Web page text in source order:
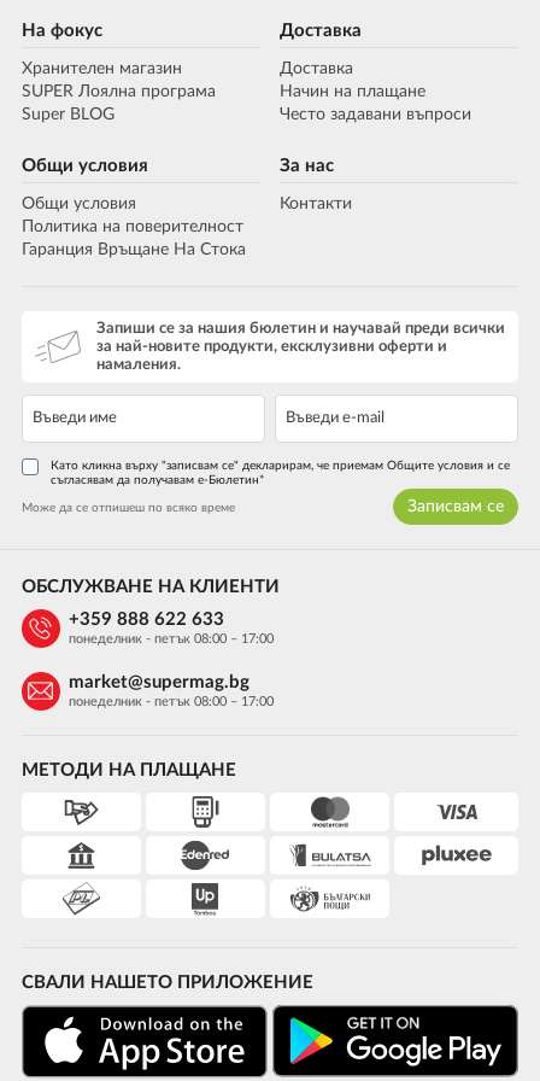
На фокус
Хранителен магазин
SUPER Лоялна програма
Super BLOG
Доставка
Доставка
Начин на плащане
Често задавани въпроси
Общи условия
Общи условия
Политика на поверителност
Гаранция Връщане На Стока
За нас
Контакти
Запиши се за нашия бюлетин и научавай преди всички
за най-новите продукти, ексклузивни оферти и
намаления.
Като кликна върху "записвам се" декларирам, че приемам Общите условия и се
съгласявам да получавам е-Бюлетин*
Може да се отпишеш по всяко време Записвам се
МЕТОДИ НА ПЛАЩАНЕ
СВАЛИ НАШЕТО ПРИЛОЖЕНИЕ
ОБСЛУЖВАНЕ НА КЛИЕНТИ
+359 888 622 633
понеделник - петък 08:00 – 17:00
market@supermag.bg
понеделник - петък 08:00 – 17:00